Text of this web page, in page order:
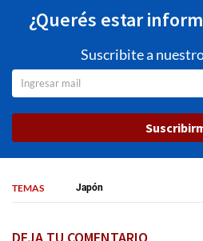
¿Querés estar
Suscribite a
TEMAS Japón
DEJA TU COMENTARIO